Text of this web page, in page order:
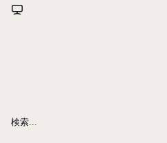
検索...